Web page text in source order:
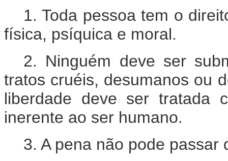
1. Toda pessoa tem o
física, psíquica e moral.
2. Ninguém deve ser
tratos cruéis, desumanos ou
liberdade deve ser tratada
inerente ao ser humano.
3. A pena não pode